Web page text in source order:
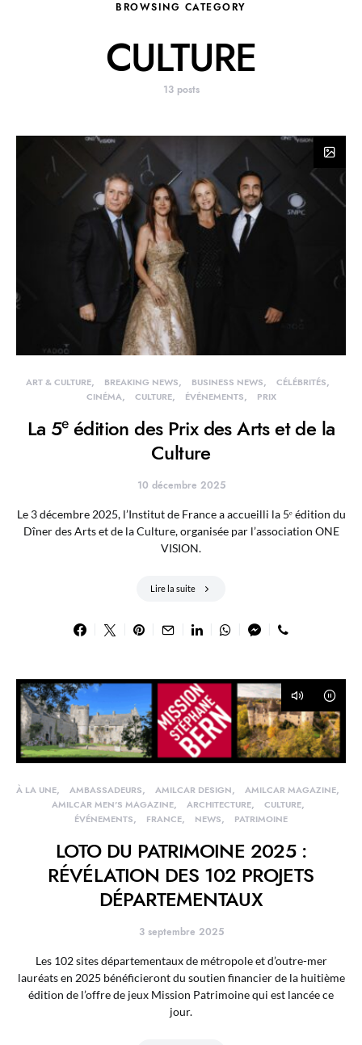
BROWSING CATEGORY
CULTURE
13 posts
ART & CULTURE BREAKING NEWS BUSINESS NEWS
CÉLÉBRITÉS
CINÉMA
CULTURE ÉVÉNEMENTS PRIX
La 5ᵉ édition des Prix des Arts et de la
Culture
10 décembre 2025
Le 3 décembre 2025, l’Institut de France a accueilli la 5ᵉ édition du
Dîner des Arts et de la Culture, organisée par l’association ONE
VISION.
Lire la suite
À LA UNE AMBASSADEURS AMILCAR DESIGN
AMILCAR MAGAZINE
AMILCAR MEN'S MAGAZINE
ARCHITECTURE
CULTURE
ÉVÉNEMENTS
FRANCE NEWS PATRIMOINE
LOTO DU PATRIMOINE 2025 :
RÉVÉLATION DES 102 PROJETS
DÉPARTEMENTAUX
3 septembre 2025
Les 102 sites départementaux de métropole et d’outre-mer
lauréats en 2025 bénéficieront du soutien financier de la huitième
édition de l’offre de jeux Mission Patrimoine qui est lancée ce
jour.